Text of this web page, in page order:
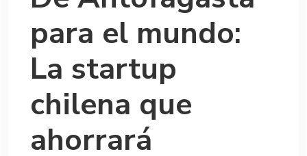
para el mundo:
La startup
chilena que
ahorrará